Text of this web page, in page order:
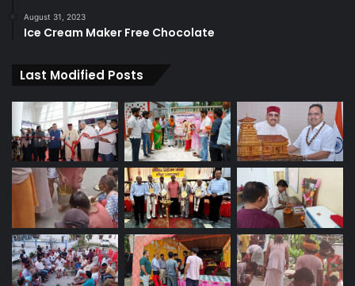
August 31, 2023
Ice Cream Maker Free Chocolate
Last Modified Posts